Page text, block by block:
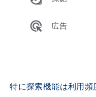
特に探索機能は利用